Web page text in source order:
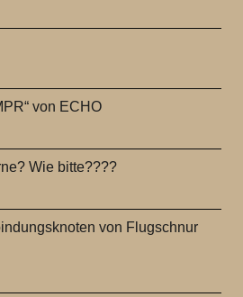
von ECHO
Wie bitte????
von Flugschnur